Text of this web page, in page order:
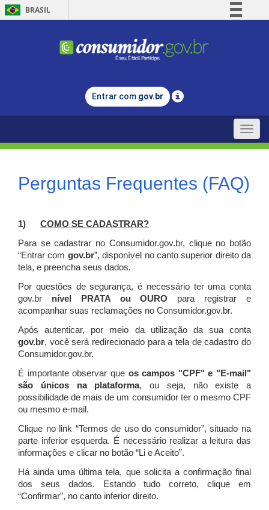
BRASIL
Comunica BR
Legislação
Entrar com gov.br
Toggle
Perguntas Frequentes (FAQ)
1) COMO SE CADASTRAR?
Para se cadastrar no Consumidor.gov.br, clique no botão
“Entrar com gov.br”, disponível no canto superior direito da
tela, e preencha seus dados.
Por questões de segurança, é necessário ter uma conta
gov.br nível PRATA ou OURO para registrar e
acompanhar suas reclamações no Consumidor.gov.br.
Após autenticar, por meio da utilização da sua conta
gov.br, você será redirecionado para a tela de cadastro do
Consumidor.gov.br.
É importante observar que os campos "CPF" e "E-mail"
são únicos na plataforma, ou seja, não existe a
possibilidade de mais de um consumidor ter o mesmo CPF
ou mesmo e-mail.
Clique no link “Termos de uso do consumidor”, situado na
parte inferior esquerda. É necessário realizar a leitura das
informações e clicar no botão “Li e Aceito”.
Há ainda uma última tela, que solicita a confirmação final
dos seus dados. Estando tudo correto, clique em
“Confirmar”, no canto inferior direito.